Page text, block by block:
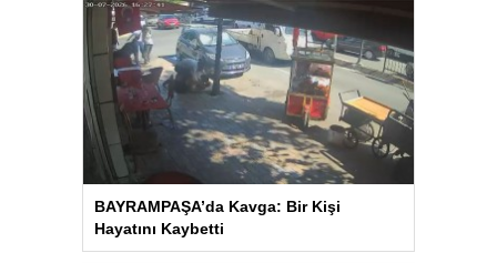
BAYRAMPAŞA’da Kavga: Bir Kişi
Hayatını Kaybetti